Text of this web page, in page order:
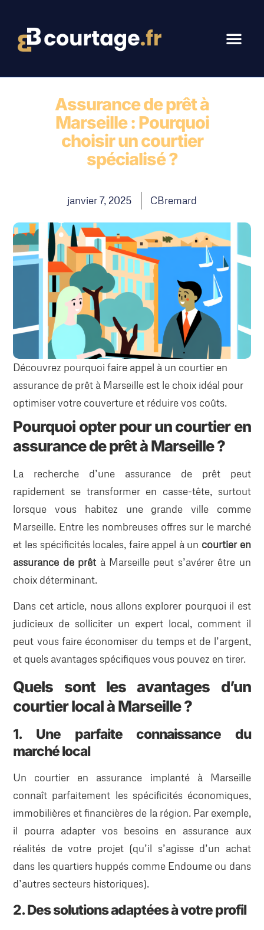
Assurance de prêt à
Marseille : Pourquoi
choisir un courtier
spécialisé ?
janvier 7, 2025 CBremard
Découvrez pourquoi faire appel à un courtier en
assurance de prêt à Marseille est le choix idéal pour
optimiser votre couverture et réduire vos coûts.
Pourquoi opter pour un courtier en
assurance de prêt à Marseille ?
La recherche d’une assurance de prêt peut
rapidement se transformer en casse-tête, surtout
lorsque vous habitez une grande ville comme
Marseille. Entre les nombreuses offres sur le marché
et les spécificités locales, faire appel à un courtier en
assurance de prêtà Marseille peut s’avérer être un
choix déterminant.
Dans cet article, nous allons explorer pourquoi il est
judicieux de solliciter un expert local, comment il
peut vous faire économiser du temps et de l’argent,
et quels avantages spécifiques vous pouvez en tirer.
Quels sont les avantages d’un
courtier local à Marseille ?
1. Une parfaite connaissance du
marché local
Un courtier en assurance implanté à Marseille
connaît parfaitement les spécificités économiques,
immobilières et financières de la région. Par exemple,
il pourra adapter vos besoins en assurance aux
réalités de votre projet (qu’il s’agisse d’un achat
dans les quartiers huppés comme Endoume ou dans
d’autres secteurs historiques).
2. Des solutions adaptées à votre profil